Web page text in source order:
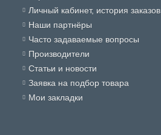
Личный кабинет, история заказов
Наши партнёры
Часто задаваемые вопросы
Производители
Статьи и новости
Заявка на подбор товара
Мои закладки